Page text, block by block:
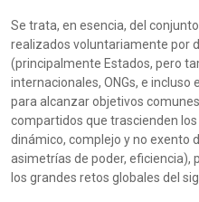
Se trata, en esencia, del
realizados voluntariamente por
(principalmente Estados, pero
internacionales, ONGs, e incluso
para alcanzar objetivos
compartidos que trascienden
dinámico, complejo y no exento
asimetrías de poder, eficiencia),
los grandes retos globales del